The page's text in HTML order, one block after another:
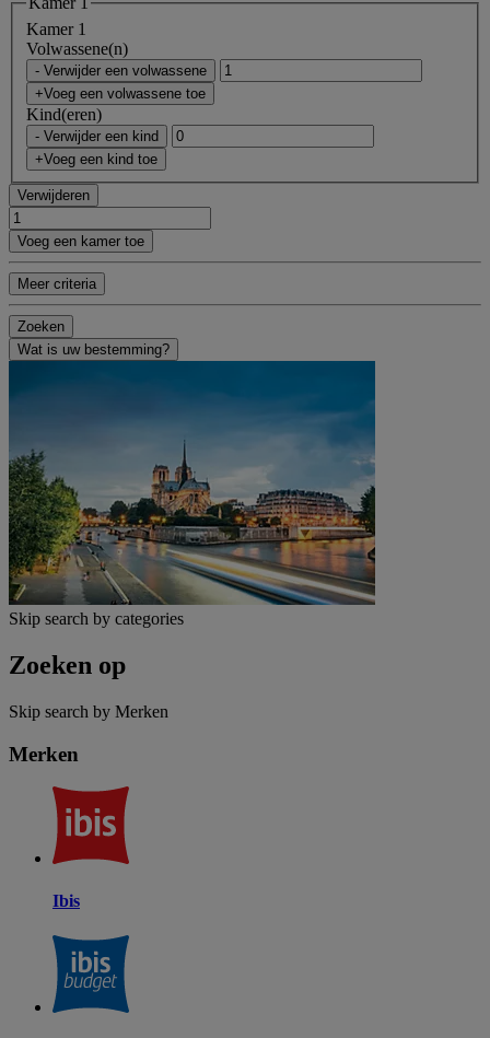
Kamer 1
Volwassene(n)
- Verwijder een volwassene
+Voeg een volwassene toe
Kind(eren)
- Verwijder een kind
+Voeg een kind toe
Verwijderen
Voeg een kamer toe
Meer criteria
Zoeken
Wat is uw bestemming?
Skip search by categories
Zoeken op
Skip search by Merken
Merken
Ibis